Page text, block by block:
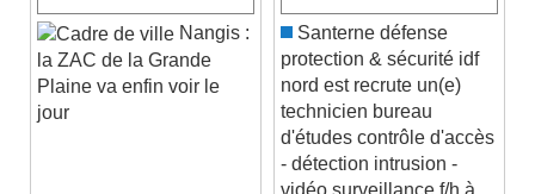
Nangis :
la ZAC de la Grande
Plaine va enfin voir le
Santerne défense
protection & sécurité idf
nord est recrute un(e)
technicien bureau
d'études contrôle d'accès
- détection intrusion -